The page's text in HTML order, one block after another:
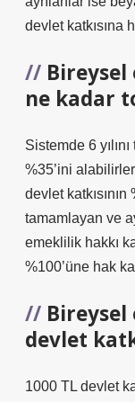
devlet katkısına
Bireysel
ne kadar
Sistemde 6
%35’ini
devlet katkısının
tamamlayan ve
emeklilik hakkı
%100’üne hak
Bireysel
devlet
1000 TL devlet